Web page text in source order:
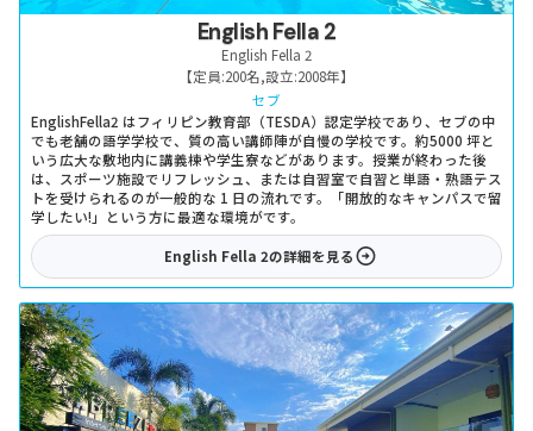
English Fella 2
English Fella 2
【定員:200名,設立:2008年】
セブ
EnglishFella2 はフィリピン教育部（TESDA）認定学校であり、セブの中
でも老舗の語学学校で、質の高い講師陣が自慢の学校です。約5000 坪と
いう広大な敷地内に講義棟や学生寮などがあります。授業が終わった後
は、スポーツ施設でリフレッシュ、または自習室で自習と単語・熟語テス
トを受けられるのが一般的な 1 日の流れです。「開放的なキャンパスで留
学したい!」という方に最適な環境がです。
English Fella 2の詳細を見る